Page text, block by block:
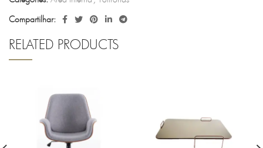
Compartilhar:
RELATED PRODUCTS